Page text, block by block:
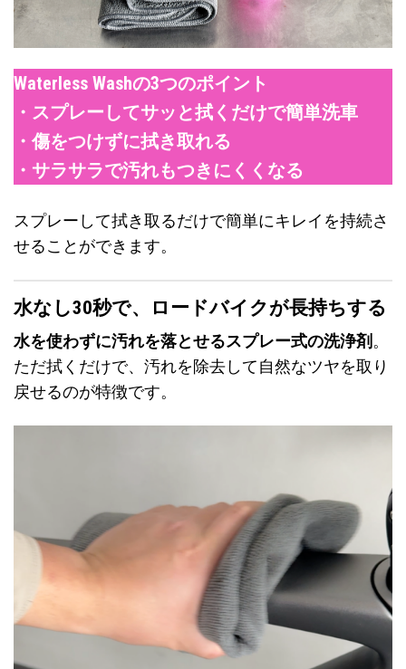
Waterless Washの3つのポイント
・スプレーしてサッと拭くだけで簡単洗車
・傷をつけずに拭き取れる
・サラサラで汚れもつきにくくなる
スプレーして拭き取るだけで簡単にキレイを持続さ
せることができます。
水なし30秒で、ロードバイクが長持ちする
水を使わずに汚れを落とせるスプレー式の洗浄剤 。
ただ拭くだけで、汚れを除去して自然なツヤを取り
戻せるのが特徴です。